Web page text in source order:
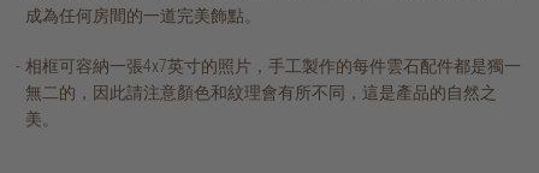
成為任何房間的一道完美飾點。
相框可容納一張4x7英寸的照片，手工製作的每件雲石配件都是獨一
無二的，因此請注意顏色和紋理會有所不同，這是產品的自然之
美。